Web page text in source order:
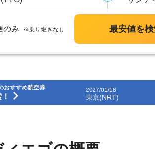
のみ ※乗り継ぎなし 最安値を
おすすめ航空券 2027/01/18
東京(NRT)